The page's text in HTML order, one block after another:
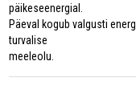
päikeseenergial.
Päeval kogub valgusti
turvalise
meeleolu.